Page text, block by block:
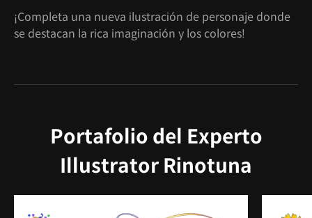
¡Completa una nueva ilustración de personaje donde
se destacan la rica imaginación y los colores!
Portafolio del Experto
Illustrator Rinotuna